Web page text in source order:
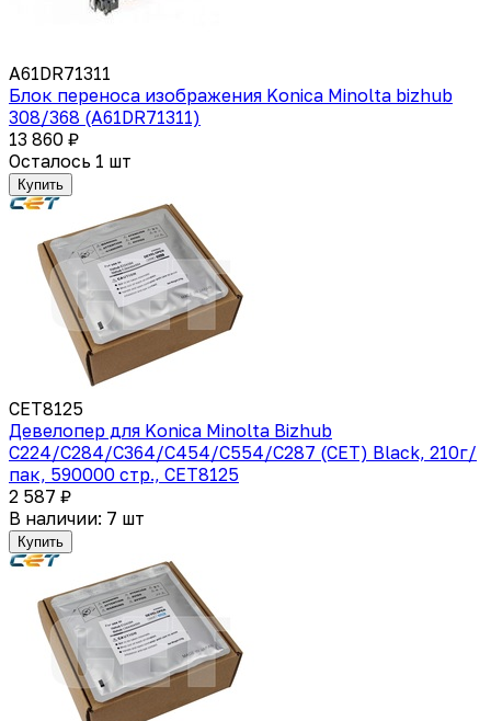
A61DR71311
Блок переноса изображения Konica Minolta bizhub
308/368 (A61DR71311)
13 860 ₽
Осталось 1 шт
Купить
CET8125
Девелопер для Konica Minolta Bizhub
C224/C284/C364/C454/C554/C287 (CET) Black, 210г/
пак, 590000 стр., CET8125
2 587 ₽
В наличии: 7 шт
Купить